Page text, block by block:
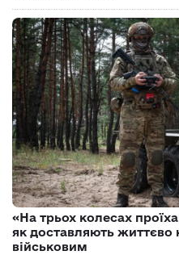
«На трьох колесах
як доставляють життєво
військовим